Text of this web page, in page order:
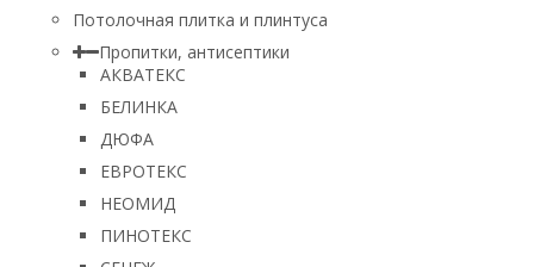
Потолочная плитка и плинтуса
Пропитки, антисептики
АКВАТЕКС
БЕЛИНКА
ДЮФА
ЕВРОТЕКС
НЕОМИД
ПИНОТЕКС